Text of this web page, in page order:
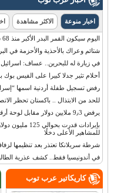
اخبار منوعة الاكثر مشاهدة
اليوم سيكون القمر البدر الأكبر منذ 68 سنة
شتائم وعراك بالأحذية والأحزمة في
في زيارة له للبحرين.. عساف: اسرائيل
أحلام تثير جدلا كبيرا على الفيس بوك
رفض تسجيل طفلة أردنية اسمها
للحد من الابتذال .. باكستان تحظر
يرفض 9٫3 ملايين دولار مقابل لوحة أرقام سيارته
بإيرادات قدرت
للمشاهير الأعلى دخلًا
شرطة سريلانكا تعتذر بعد تنظيمها
في أندونيسيا فقط.. كشف عذرية
كاريكاتير عرب توب